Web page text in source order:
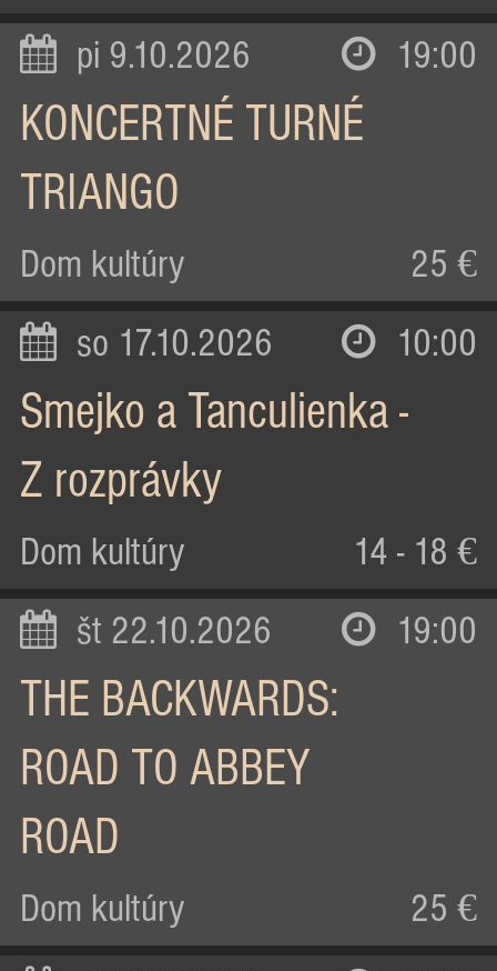
pi 9.10.2026 19:00
KONCERTNÉ TURNÉ
TRIANGO
Dom kultúry 25 €
so 17.10.2026 10:00
Smejko a Tanculienka -
Z rozprávky
Dom kultúry 14 - 18 €
št 22.10.2026 19:00
THE BACKWARDS:
ROAD TO ABBEY
ROAD
Dom kultúry 25 €